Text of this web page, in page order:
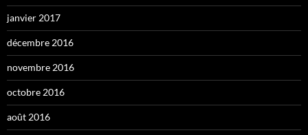
janvier 2017
décembre 2016
novembre 2016
octobre 2016
août 2016